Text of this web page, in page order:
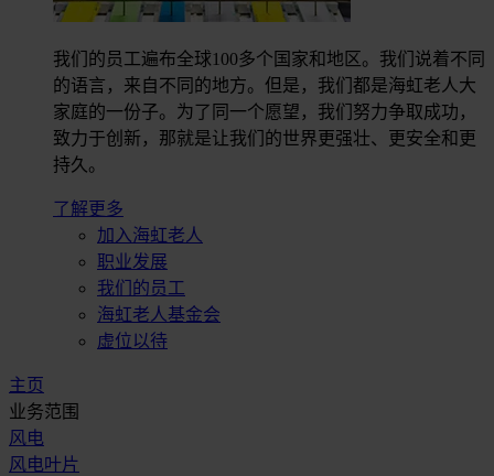
我们的员工遍布全球100多个国家和地区。我们说着不同
的语言，来自不同的地方。但是，我们都是海虹老人大
家庭的一份子。为了同一个愿望，我们努力争取成功，
致力于创新，那就是让我们的世界更强壮、更安全和更
持久。
了解更多
加入海虹老人
职业发展
我们的员工
海虹老人基金会
虚位以待
主页
业务范围
风电
风电叶片